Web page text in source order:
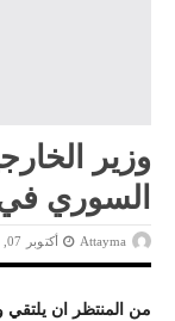
وزير
السوري
Attayma أكتوبر 07, 2017
من المنتظر ان